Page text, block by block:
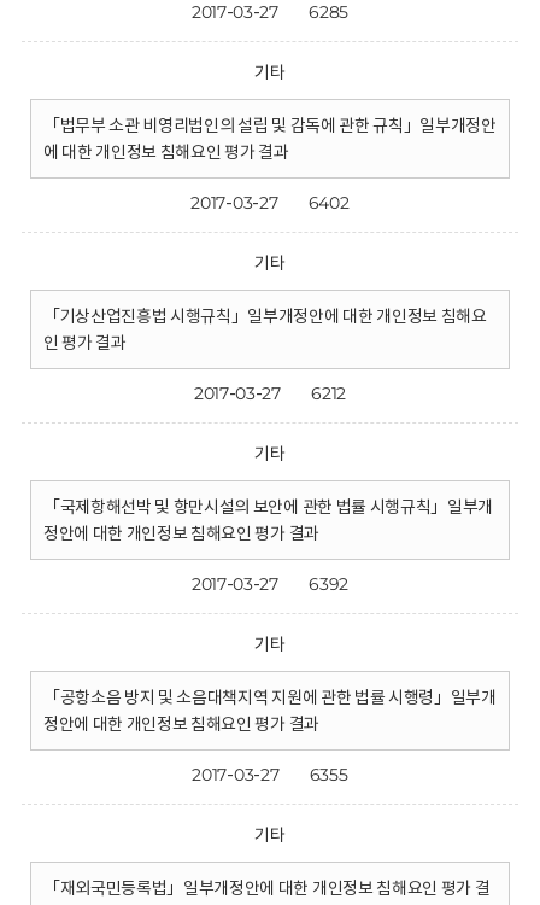
2017-03-27 6285
기타
「법무부 소관 비영리법인의 설립 및 감독에 관한 규칙」일부개정안
에 대한 개인정보 침해요인 평가 결과
2017-03-27 6402
기타
「기상산업진흥법 시행규칙」일부개정안에 대한 개인정보 침해요
인 평가 결과
2017-03-27 6212
기타
「국제항해선박 및 항만시설의 보안에 관한 법률 시행규칙」일부개
정안에 대한 개인정보 침해요인 평가 결과
2017-03-27 6392
기타
「공항소음 방지 및 소음대책지역 지원에 관한 법률 시행령」일부개
정안에 대한 개인정보 침해요인 평가 결과
2017-03-27 6355
기타
「재외국민등록법」일부개정안에 대한 개인정보 침해요인 평가 결